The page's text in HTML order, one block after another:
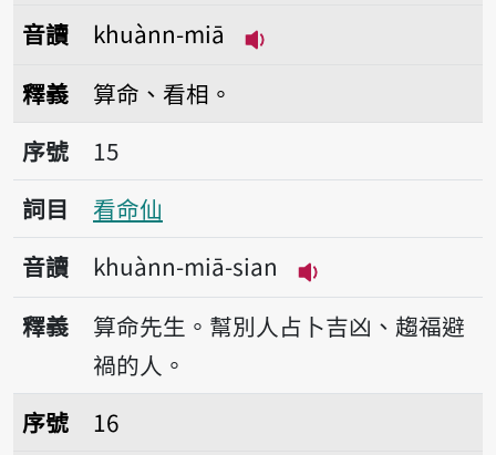
音讀
khuànn-miā
釋義
算命、看相。
序號15看命仙
序號
15
詞目
看命仙
音讀
khuànn-miā-sian
播放音讀khuànn-
釋義
算命先生。幫別人占卜吉凶、趨福避
禍的人。
序號16荏身命
序號
16